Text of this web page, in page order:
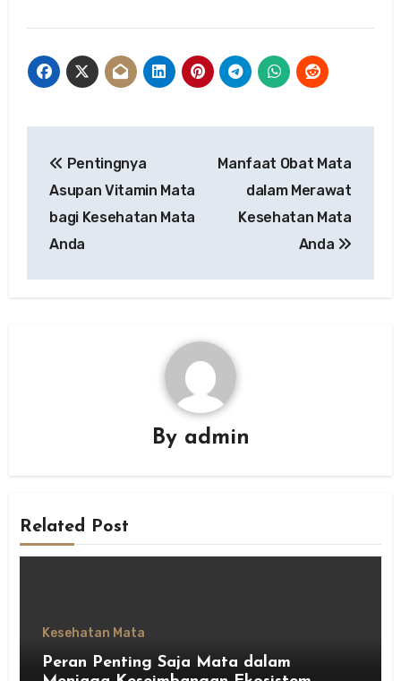
navigation
Pentingnya
Asupan Vitamin Mata
bagi Kesehatan Mata
Anda
Manfaat Obat Mata
dalam Merawat
Kesehatan Mata
Anda
By admin
Related Post
Kesehatan Mata
Peran Penting Saja Mata dalam